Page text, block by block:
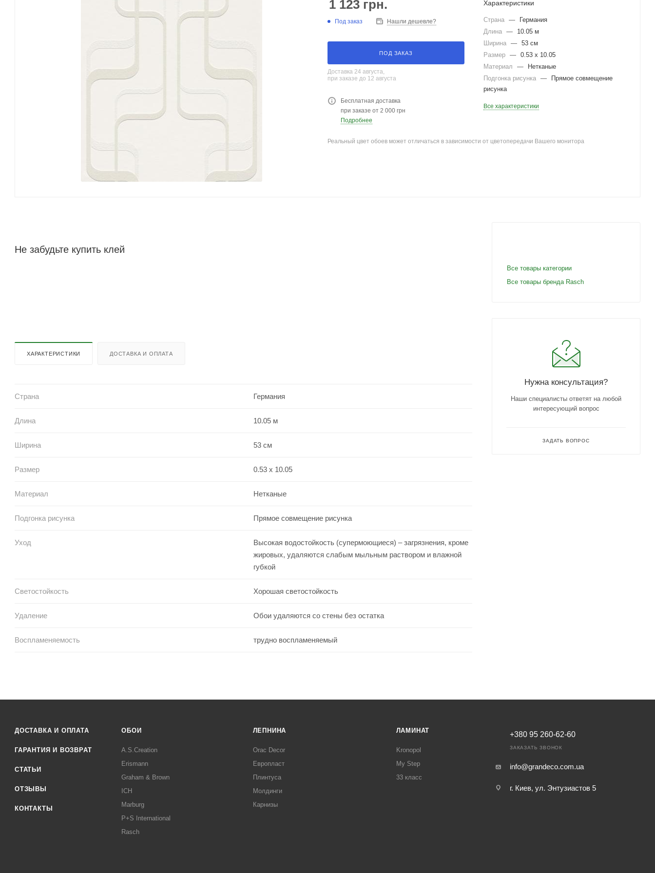
1 123 грн.
Под заказ Нашли дешевле?
ПОД ЗАКАЗ
Доставка 24 августа,
при заказе до 12 августа
Бесплатная доставка
при заказе от 2 000 грн
Подробнее
Характеристики
Страна —
Германия
Длина —
10.05 м
Ширина — 53 см
Размер — 0.53 x 10.05
Материал
—
Нетканые
Подгонка рисунка —
Прямое совмещение
рисунка
Все характеристики
Реальный цвет обоев может отличаться в зависимости от цветопередачи Вашего монитора
Не забудьте купить клей
ХАРАКТЕРИСТИКИ ДОСТАВКА И ОПЛАТА
Страна Германия
Длина 10.05 м
Ширина 53 см
Размер 0.53 x 10.05
Материал Нетканые
Подгонка рисунка Прямое совмещение рисунка
Уход
Высокая водостойкость (супермоющиеся) – загрязнения, кроме
жировых, удаляются слабым мыльным раствором и влажной
губкой
Светостойкость Хорошая светостойкость
Удаление Обои удаляются со стены без остатка
Воспламеняемость трудно воспламеняемый
Все товары категории
Все товары бренда Rasch
Нужна консультация?
Наши специалисты ответят на любой
интересующий вопрос
ЗАДАТЬ ВОПРОС
ДОСТАВКА И ОПЛАТА
ГАРАНТИЯ И ВОЗВРАТ
СТАТЬИ
ОТЗЫВЫ
КОНТАКТЫ
ОБОИ
A.S.Creation
Erismann
Graham & Brown
ICH
Marburg
P+S International
Rasch
ЛЕПНИНА
Orac Decor
Европласт
Плинтуса
Молдинги
Карнизы
ЛАМИНАТ
Kronopol
My Step
33 класс
+380 95 260-62-60
ЗАКАЗАТЬ ЗВОНОК
info@grandeco.com.ua
г. Киев, ул. Энтузиастов 5